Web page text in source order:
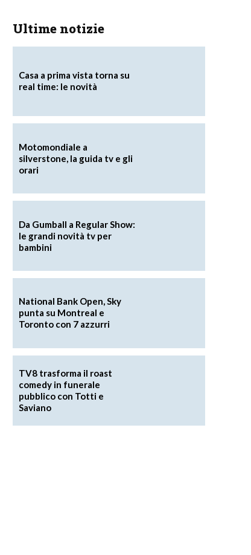
Ultime notizie
Casa a prima vista torna su
real time: le novità
Motomondiale a
silverstone, la guida tv e gli
orari
Da Gumball a Regular Show:
le grandi novità tv per
bambini
National Bank Open, Sky
punta su Montreal e
Toronto con 7 azzurri
TV8 trasforma il roast
comedy in funerale
pubblico con Totti e
Saviano